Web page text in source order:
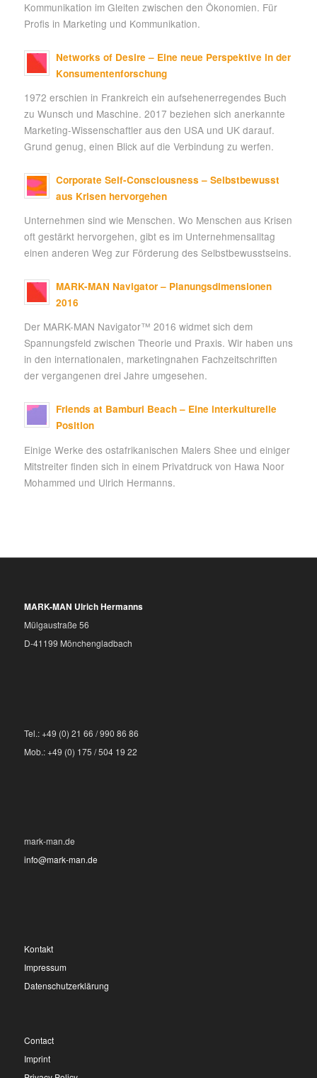
Kommunikation im Gleiten zwischen den Ökonomien. Für
Profis in Marketing und Kommunikation.
Networks of Desire – Eine neue Perspektive in der
Konsumentenforschung
1972 erschien in Frankreich ein aufsehenerregendes Buch
zu Wunsch und Maschine. 2017 beziehen sich anerkannte
Marketing-Wissenschaftler aus den USA und UK darauf.
Grund genug, einen Blick auf die Verbindung zu werfen.
Corporate Self-Consciousness – Selbstbewusst
aus Krisen hervorgehen
Unternehmen sind wie Menschen. Wo Menschen aus Krisen
oft gestärkt hervorgehen, gibt es im Unternehmensalltag
einen anderen Weg zur Förderung des Selbstbewusstseins.
MARK-MAN Navigator – Planungsdimensionen
2016
Der MARK-MAN Navigator™ 2016 widmet sich dem
Spannungsfeld zwischen Theorie und Praxis. Wir haben uns
in den internationalen, marketingnahen Fachzeitschriften
der vergangenen drei Jahre umgesehen.
Friends at Bamburi Beach – Eine interkulturelle
Position
Einige Werke des ostafrikanischen Malers Shee und einiger
Mitstreiter finden sich in einem Privatdruck von Hawa Noor
Mohammed und Ulrich Hermanns.
MARK-MAN Ulrich Hermanns
Mülgaustraße 56
D-41199 Mönchengladbach
Tel.: +49 (0) 21 66 / 990 86 86
Mob.: +49 (0) 175 / 504 19 22
mark-man.de
info@mark-man.de
Kontakt
Impressum
Datenschutzerklärung
Contact
Imprint